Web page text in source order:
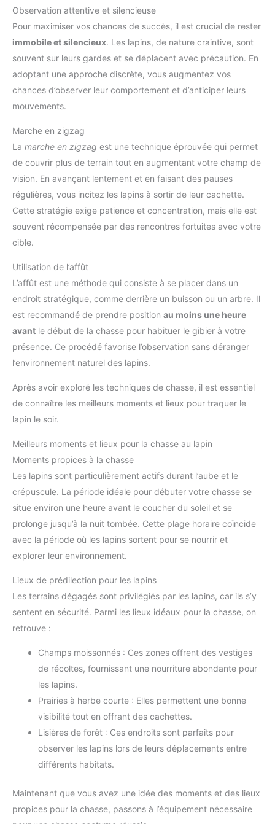
Observation attentive et silencieuse
Pour maximiser vos chances de succès, il est crucial de rester
immobile et silencieux. Les lapins, de nature craintive, sont
souvent sur leurs gardes et se déplacent avec précaution. En
adoptant une approche discrète, vous augmentez vos
chances d’observer leur comportement et d’anticiper leurs
mouvements.
Marche en zigzag
La marche en zigzag est une technique éprouvée qui permet
de couvrir plus de terrain tout en augmentant votre champ de
vision. En avançant lentement et en faisant des pauses
régulières, vous incitez les lapins à sortir de leur cachette.
Cette stratégie exige patience et concentration, mais elle est
souvent récompensée par des rencontres fortuites avec votre
cible.
Utilisation de l’affût
L’affût est une méthode qui consiste à se placer dans un
endroit stratégique, comme derrière un buisson ou un arbre. Il
est recommandé de prendre position au moins une heure
avant le début de la chasse pour habituer le gibier à votre
présence. Ce procédé favorise l’observation sans déranger
l’environnement naturel des lapins.
Après avoir exploré les techniques de chasse, il est essentiel
de connaître les meilleurs moments et lieux pour traquer le
lapin le soir.
Meilleurs moments et lieux pour la chasse au lapin
Moments propices à la chasse
Les lapins sont particulièrement actifs durant l’aube et le
crépuscule. La période idéale pour débuter votre chasse se
situe environ une heure avant le coucher du soleil et se
prolonge jusqu’à la nuit tombée. Cette plage horaire coïncide
avec la période où les lapins sortent pour se nourrir et
explorer leur environnement.
Lieux de prédilection pour les lapins
Les terrains dégagés sont privilégiés par les lapins, car ils s’y
sentent en sécurité. Parmi les lieux idéaux pour la chasse, on
retrouve :
Champs moissonnés : Ces zones offrent des vestiges
de récoltes, fournissant une nourriture abondante pour
les lapins.
Prairies à herbe courte : Elles permettent une bonne
visibilité tout en offrant des cachettes.
Lisières de forêt : Ces endroits sont parfaits pour
observer les lapins lors de leurs déplacements entre
différents habitats.
Maintenant que vous avez une idée des moments et des lieux
propices pour la chasse, passons à l’équipement nécessaire